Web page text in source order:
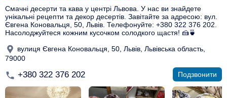
Смачні десерти та кава у центрі Львова. У нас ви знайдете
унікальні рецепти та декор десертів. Завітайте за адресою: вул.
Євгена Коновальця, 50, Львів. Телефонуйте: +380 322 376 202.
Насолоджуйтеся кожним кусочком солодкого щастя! 🍰🍵
вулиця Євгена Коновальця, 50, Львів, Львівська область,
79000
+380 322 376 202 Подзвонити